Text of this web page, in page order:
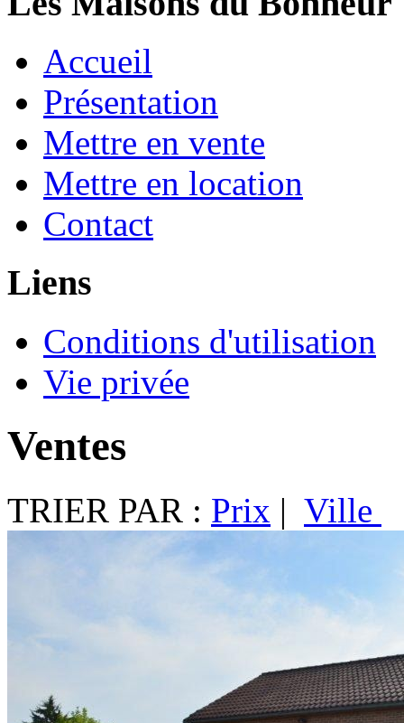
Accueil
Présentation
Mettre en vente
Mettre en location
Contact
Liens
Conditions d'utilisation
Vie privée
Ventes
TRIER PAR : Prix | Ville